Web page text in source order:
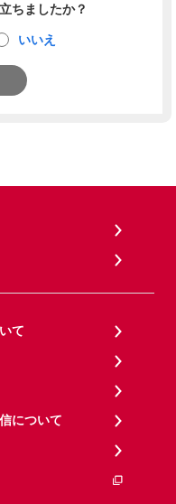
ちましたか？
いいえ
て
について